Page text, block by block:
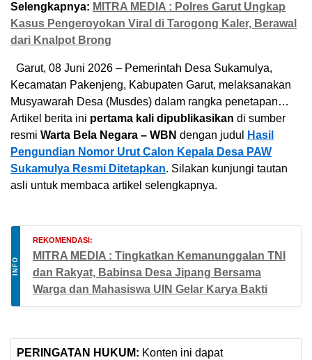
Selengkapnya: MITRA MEDIA : Polres Garut Ungkap
Kasus Pengeroyokan Viral di Tarogong Kaler, Berawal
dari Knalpot Brong
Garut, 08 Juni 2026 – Pemerintah Desa Sukamulya,
Kecamatan Pakenjeng, Kabupaten Garut, melaksanakan
Musyawarah Desa (Musdes) dalam rangka penetapan…
Artikel berita ini pertama kali dipublikasikan di sumber
resmi Warta Bela Negara – WBN dengan judul
Hasil
Pengundian Nomor Urut Calon Kepala Desa PAW
Sukamulya Resmi Ditetapkan. Silakan kunjungi tautan
asli untuk membaca artikel selengkapnya.
INFO
REKOMENDASI:
MITRA MEDIA : Tingkatkan Kemanunggalan TNI
dan Rakyat, Babinsa Desa Jipang Bersama
Warga dan Mahasiswa UIN Gelar Karya Bakti
PERINGATAN HUKUM: Konten ini dapat